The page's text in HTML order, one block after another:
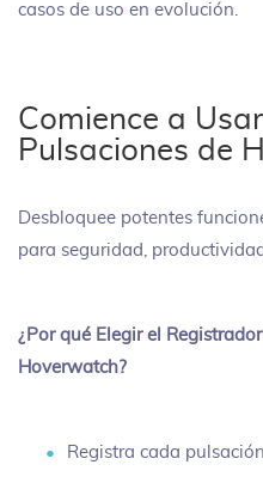
casos de uso en evolución.
Comience a
Pulsaciones de
Desbloquee potentes
para seguridad,
¿Por qué Elegir el
Hoverwatch?
Registra cada